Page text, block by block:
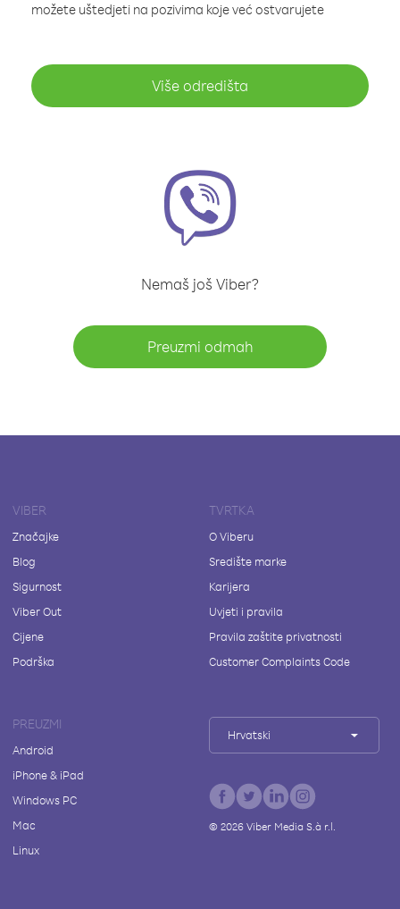
možete uštedjeti na pozivima koje već ostvarujete
Više odredišta
Nemaš još Viber?
Preuzmi odmah
VIBER
Značajke
Blog
Sigurnost
Viber Out
Cijene
Podrška
TVRTKA
O Viberu
Središte marke
Karijera
Uvjeti i pravila
Pravila zaštite privatnosti
Customer Complaints Code
PREUZMI
Android
iPhone & iPad
Windows PC
Mac
Linux
Hrvatski
© 2026Viber Media S.à r.l.